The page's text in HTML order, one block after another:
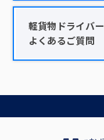
軽貨物ドライバー
よくあるご質問